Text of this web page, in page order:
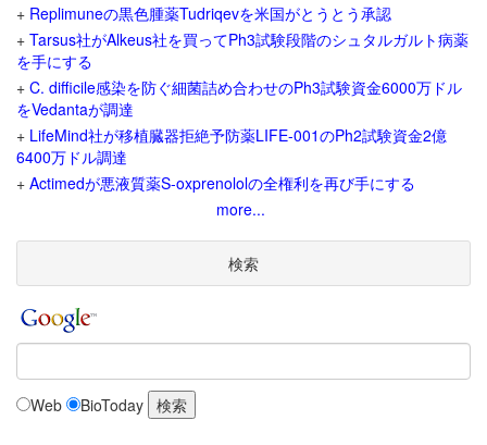
+ Replimuneの黒色腫薬Tudriqevを米国がとうとう承認
+ Tarsus社がAlkeus社を買ってPh3試験段階のシュタルガルト病薬
を手にする
+ C. difficile感染を防ぐ細菌詰め合わせのPh3試験資金6000万ドル
をVedantaが調達
+ LifeMind社が移植臓器拒絶予防薬LIFE-001のPh2試験資金2億
6400万ドル調達
+ Actimedが悪液質薬S-oxprenololの全権利を再び手にする
more...
検索
Web BioToday